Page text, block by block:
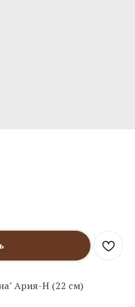
Ария-Н (22 см)